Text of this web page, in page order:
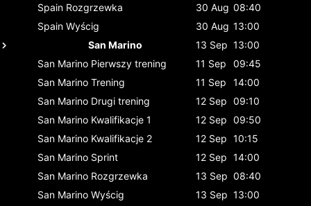
Spain Rozgrzewka 30 Aug 08:40
Spain Wyścig 30 Aug 13:00
San Marino
13 Sep 13:00
San Marino Pierwszy trening 11 Sep
09:45
San Marino Trening 11 Sep
14:00
San Marino Drugi trening 12 Sep 09:10
San Marino Kwalifikacje 1 12 Sep 09:50
San Marino Kwalifikacje 2 12 Sep 10:15
San Marino Sprint 12 Sep 14:00
San Marino Rozgrzewka 13 Sep 08:40
San Marino Wyścig 13 Sep 13:00